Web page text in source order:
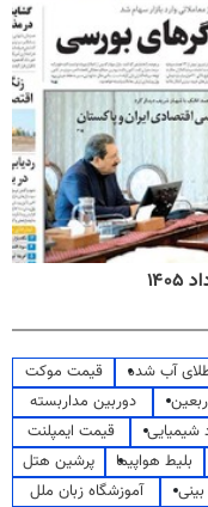
آب شده
قیمت موکت
دوربین مداربسته
شیمیایی
قیمت ایمپلنت
بلیط هواپیما
پرشین هتل
آموزشگاه زبان ملل